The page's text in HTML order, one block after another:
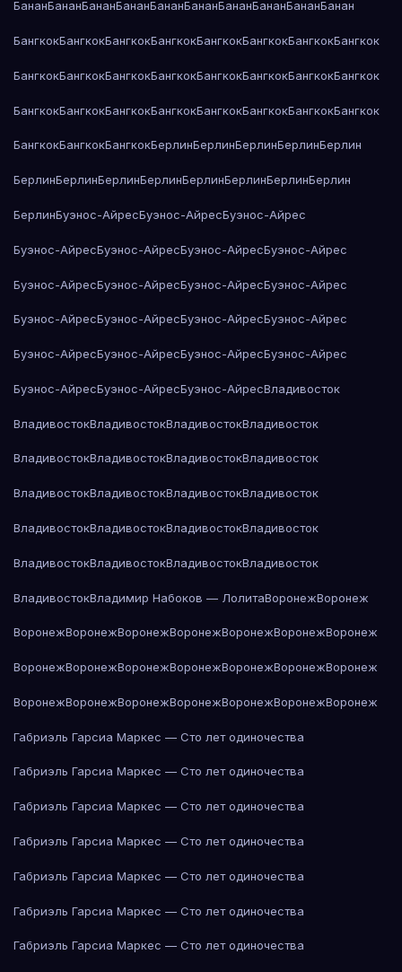
БананБананБананБананБананБананБананБананБананБанан
БангкокБангкокБангкокБангкокБангкокБангкокБангкокБангкок
БангкокБангкокБангкокБангкокБангкокБангкокБангкокБангкок
БангкокБангкокБангкокБангкокБангкокБангкокБангкокБангкок
БангкокБангкокБангкокБерлинБерлинБерлинБерлинБерлин
БерлинБерлинБерлинБерлинБерлинБерлинБерлинБерлин
БерлинБуэнос-АйресБуэнос-АйресБуэнос-Айрес
Буэнос-АйресБуэнос-АйресБуэнос-АйресБуэнос-Айрес
Буэнос-АйресБуэнос-АйресБуэнос-АйресБуэнос-Айрес
Буэнос-АйресБуэнос-АйресБуэнос-АйресБуэнос-Айрес
Буэнос-АйресБуэнос-АйресБуэнос-АйресБуэнос-Айрес
Буэнос-АйресБуэнос-АйресБуэнос-АйресВладивосток
ВладивостокВладивостокВладивостокВладивосток
ВладивостокВладивостокВладивостокВладивосток
ВладивостокВладивостокВладивостокВладивосток
ВладивостокВладивостокВладивостокВладивосток
ВладивостокВладивостокВладивостокВладивосток
ВладивостокВладимир Набоков — ЛолитаВоронежВоронеж
ВоронежВоронежВоронежВоронежВоронежВоронежВоронеж
ВоронежВоронежВоронежВоронежВоронежВоронежВоронеж
ВоронежВоронежВоронежВоронежВоронежВоронежВоронеж
Габриэль Гарсиа Маркес — Сто лет одиночества
Габриэль Гарсиа Маркес — Сто лет одиночества
Габриэль Гарсиа Маркес — Сто лет одиночества
Габриэль Гарсиа Маркес — Сто лет одиночества
Габриэль Гарсиа Маркес — Сто лет одиночества
Габриэль Гарсиа Маркес — Сто лет одиночества
Габриэль Гарсиа Маркес — Сто лет одиночества